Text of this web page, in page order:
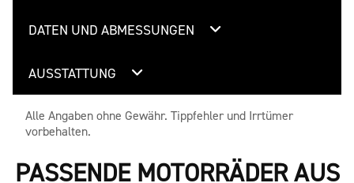
DATEN UND ABMESSUNGEN
AUSSTATTUNG
Alle Angaben ohne Gewähr. Tippfehler und Irrtümer
vorbehalten.
PASSENDE MOTORRÄDER AUS